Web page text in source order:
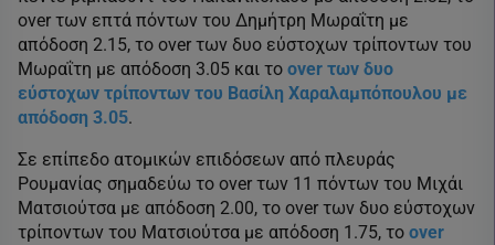
over των επτά πόντων του Δημήτρη Μωραΐτη με
απόδοση 2.15, το over των δυο εύστοχων τρίποντων του
Μωραΐτη με απόδοση 3.05 και το over των δυο
εύστοχων τρίποντων του Βασίλη Χαραλαμπόπουλου με
απόδοση 3.05.
Σε επίπεδο ατομικών επιδόσεων από πλευράς
Ρουμανίας σημαδεύω το over των 11 πόντων του Μιχάι
Ματσιούτσα με απόδοση 2.00, το over των δυο εύστοχων
τρίποντων του Ματσιούτσα με απόδοση 1.75, το over